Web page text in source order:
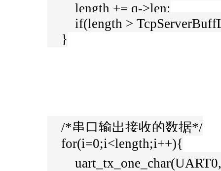
length += q->len;
if(length >
}
/*串口输出接收的数据*/
for(i=0;i<length;i++){